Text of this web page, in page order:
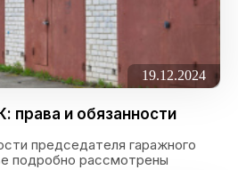
19.12.2024
права и обязанности
председателя гаражного
подробно рассмотрены